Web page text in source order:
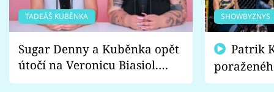
TADEÁŠ KUBĚNKA
Sugar Denny a Kuběnka opět
útočí na Veronicu Biasiol.
Proč je podle nich falešná a
SHOWBYZNYS
fanoušci